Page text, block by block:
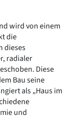
wird von einem
die
dieses
radialer
Diese
Bau seine
als „Haus im
und